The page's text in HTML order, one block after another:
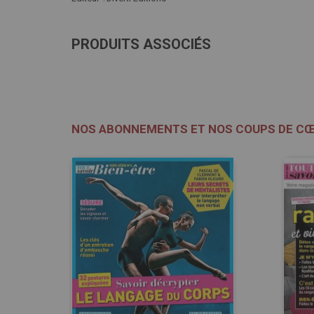
PRODUITS ASSOCIÉS
NOS ABONNEMENTS ET NOS COUPS DE